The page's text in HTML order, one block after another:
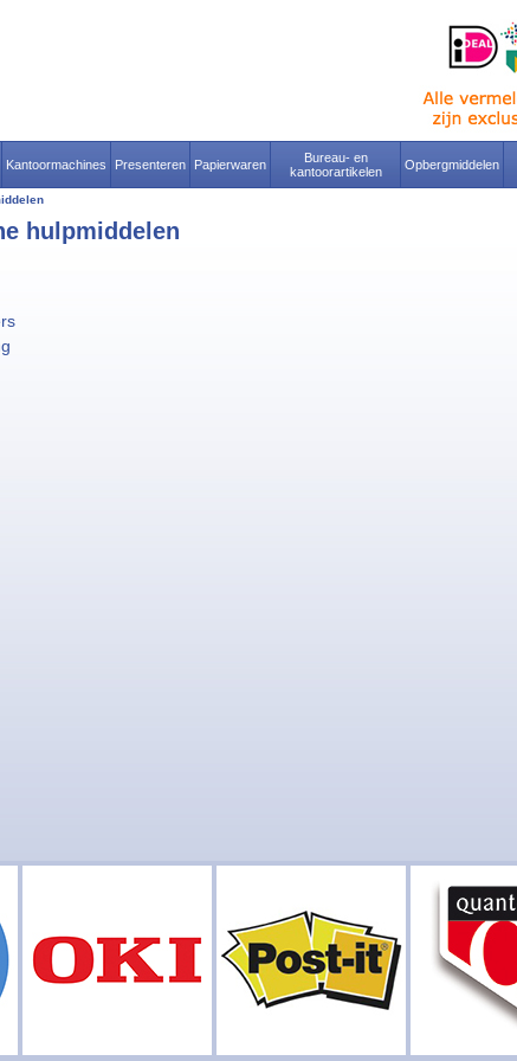
Kantoormachines Presenteren Papierwaren
Bureau- en
kantoorartikelen
Opbergmiddelen
hulpmiddelen